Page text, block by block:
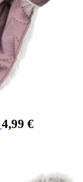
4,99 €